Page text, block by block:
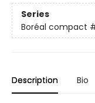
Series
Boréal compact
Description Bio